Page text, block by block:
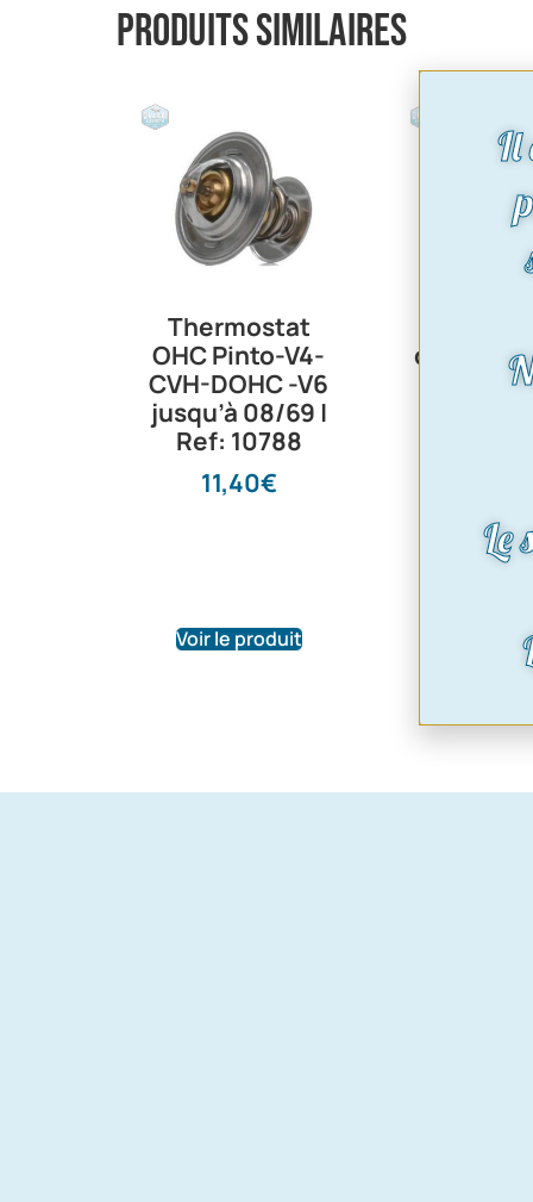
Produits similaires
Thermostat
OHC Pinto-V4-
CVH-DOHC -V6
jusqu’à 08/69 |
Ref: 10788
11,40€
Voir le produit
ohm |
Voir le
Il
Le